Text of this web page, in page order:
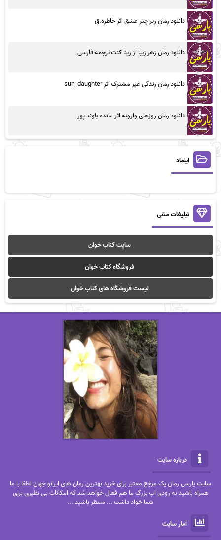
دانلود رمان زیر چتر عشق اثر خاطره.ق
دانلود رمان زهر زیبا از رینا کنت ترجمه فارسی
دانلود رمان زندگی غیر مشترک اثر sun_daughter
دانلود رمان روزهای وارونه اثر مائده باوند پور
اینماد
تبلیغات متنی
سایت کتاب خوان
فروشگاه کتاب خوان
لیست فروشگاه های کتاب خوان
درباره سایت
سایت پارسی رمان یک مرجع معتبر برای خرید بهترین رمان های ایرانو جهان لطفا با ما
همراه باشید به زودی اپ بزرگ ما هم فعال خواهد شد که امکانات بی نظیری برای
شما خواد داشت ... منتظر باشید ...
آمار سایت